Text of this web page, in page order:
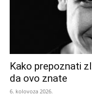
Kako prepoznati
da ovo znate
6. kolovoza 2026.